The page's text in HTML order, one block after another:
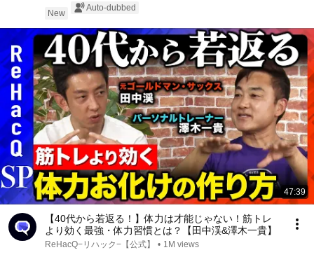
New
Auto-dubbed
47:39
【40代から若返る！】体力は才能じゃない！筋トレ
より効く最強・体力習慣とは？【田中渓&澤木一貴】
ReHacQ−リハック−【公式】 • 1M views